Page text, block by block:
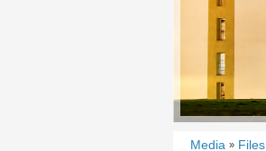
Media » Files